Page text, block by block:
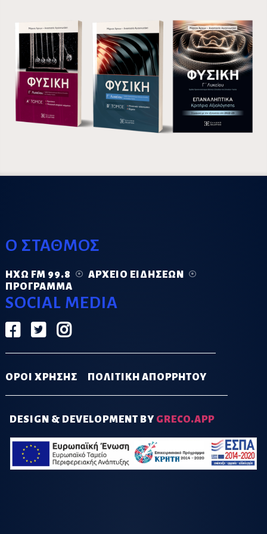
Ο ΣΤΑΘΜΟΣ
ΗΧΏ FM 99.8
ΑΡΧΕΊΟ ΕΙΔΉΣΕΩΝ
ΠΡΌΓΡΑΜΜΑ
SOCIAL MEDIA
ΟΡΟΙ ΧΡΗΣΗΣ ΠΟΛΙΤΙΚΗ ΑΠΟΡΡΗΤΟΥ
DESIGN & DEVELOPMENT BY GRECO.APP